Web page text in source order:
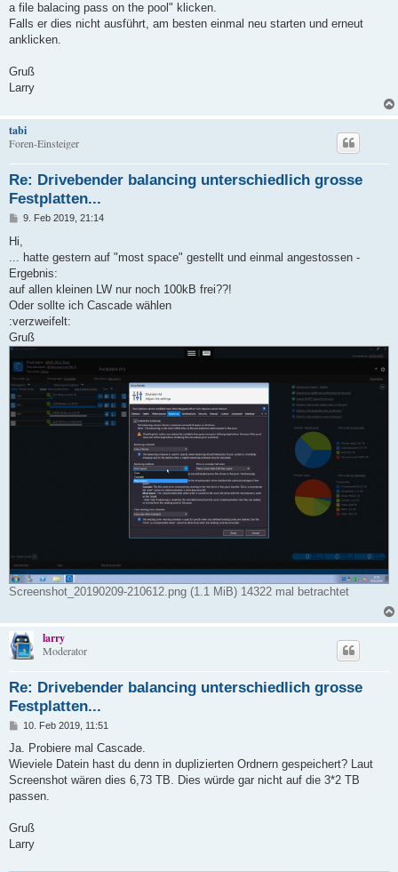
r
a
a file balacing pass on the pool" klicken.
Falls er dies nicht ausführt, am besten einmal neu starten und erneut
anklicken.
Gruß
Larry
tabi
Foren-Einsteiger
Re: Drivebender balancing unterschiedlich grosse
Festplatten...
B
t
a
g
9. Feb 2019, 21:14
Hi,
... hatte gestern auf "most space" gestellt und einmal angestossen -
Ergebnis:
auf allen kleinen LW nur noch 100kB frei??!
Oder sollte ich Cascade wählen
:verzweifelt:
Gruß
Screenshot_20190209-210612.png (1.1 MiB) 14322 mal betrachtet
larry
Moderator
Re: Drivebender balancing unterschiedlich grosse
Festplatten...
B
i
r
a
10. Feb 2019, 11:51
Ja. Probiere mal Cascade.
Wieviele Datein hast du denn in duplizierten Ordnern gespeichert? Laut
Screenshot wären dies 6,73 TB. Dies würde gar nicht auf die 3*2 TB
passen.
Gruß
Larry